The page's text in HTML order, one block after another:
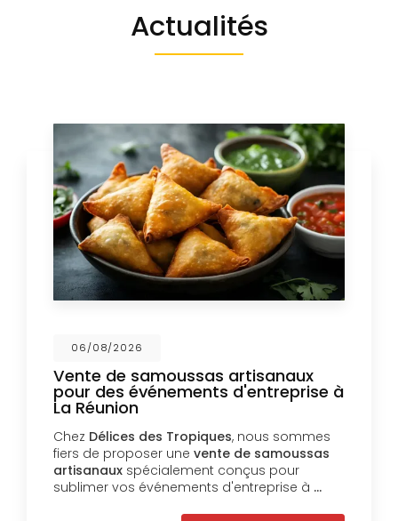
Actualités
06/08/2026
Vente de samoussas artisanaux
pour des événements d'entreprise à
La Réunion
Chez Délices des Tropiques, nous sommes
fiers de proposer une vente de samoussas
artisanaux spécialement conçus pour
sublimer vos événements d'entreprise à …